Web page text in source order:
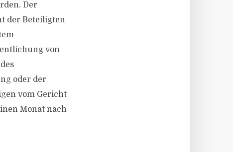
Der
der Beteiligten
von
oder der
vom Gericht
Monat nach